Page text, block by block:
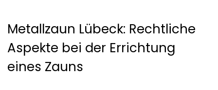
Metallzaun Lübeck: Rechtliche
Aspekte bei der Errichtung
eines Zauns